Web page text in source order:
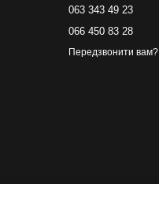
063 343 49 23
066 450 83 28
Передзвонити вам?